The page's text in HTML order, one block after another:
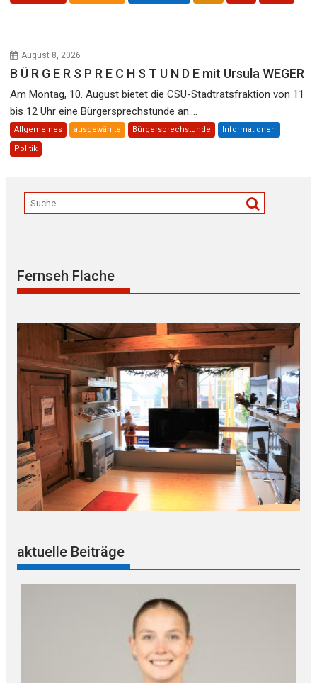
August 8, 2026
B Ü R G E R S P R E C H S T U N D E mit Ursula WEGER
Am Montag, 10. August bietet die CSU-Stadtratsfraktion von 11
bis 12 Uhr eine Bürgersprechstunde an....
Allgemeines ausgewählte Bürgersprechstunde Informationen
Politik
Fernseh Flache
aktuelle Beiträge